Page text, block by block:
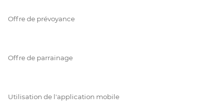
Offre de prévoyance
Offre de parrainage
Utilisation de l'application mobile